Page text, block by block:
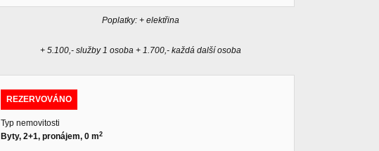
Poplatky: + elektřina
+ 5.100,- služby 1 osoba + 1.700,- každá další osoba
REZERVOVÁNO
Typ nemovitosti
Byty, 2+1, pronájem, 0 m2